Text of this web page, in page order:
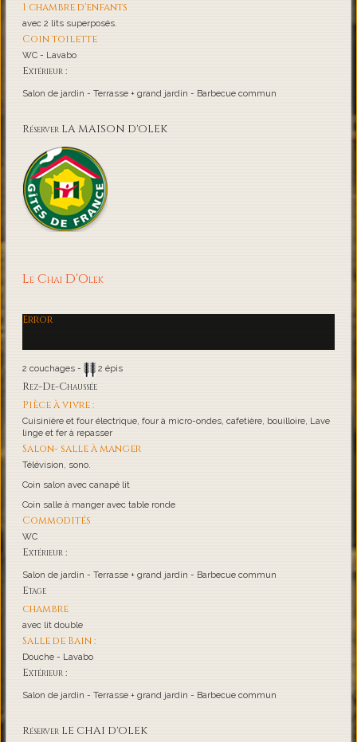
1 chambre d'enfants
avec 2 lits superposés.
Coin toilette
WC - Lavabo
Extérieur :
Salon de jardin - Terrasse + grand jardin - Barbecue commun
Réserver LA MAISON D'OLEK
Le Chai D'Olek
Error
2 couchages - 2 épis
Rez-De-Chaussée
Pièce à vivre :
Cuisinière et four électrique, four à micro-ondes, cafetière, bouilloire, Lave
linge et fer à repasser
Salon- salle à manger
Télévision, sono.
Coin salon avec canapé lit
Coin salle à manger avec table ronde
Commodités
WC
Extérieur :
Salon de jardin - Terrasse + grand jardin - Barbecue commun
Etage
chambre
avec lit double
Salle de Bain :
Douche - Lavabo
Extérieur :
Salon de jardin - Terrasse + grand jardin - Barbecue commun
Réserver LE CHAI D'OLEK